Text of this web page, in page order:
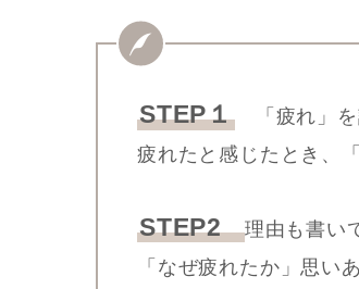
STEP１
「疲れ」
疲れたと感じたとき、
STEP2
理由も書い
「なぜ疲れたか」思い